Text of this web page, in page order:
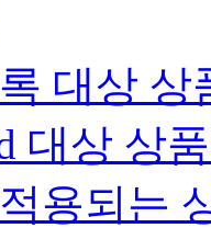
대상 상
대상 상
용되는